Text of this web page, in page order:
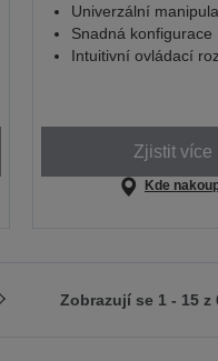
Univerzální
Snadná konfigurace
Intuitivní ovládací
Zjistit více
Kde
Zobrazují se 1 - 15 z